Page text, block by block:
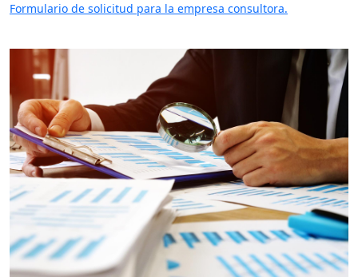
Formulario de solicitud para la empresa consultora.